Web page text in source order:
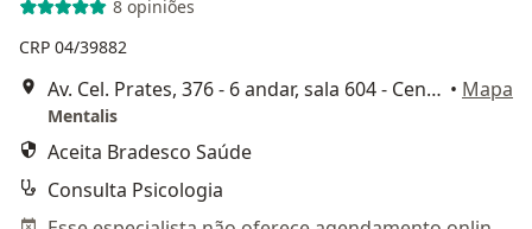
8 opiniões
CRP 04/39882
Av. Cel. Prates, 376 - 6 andar, sala 604 - Centro, Montes Claros • Mapa
Mentalis
Aceita Bradesco Saúde
Consulta Psicologia